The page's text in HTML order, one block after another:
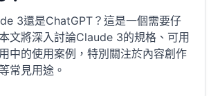
3還是ChatGPT？這是一個需要仔
文將深入討論Claude 3的規格、可用
中的使用案例，特別關注於內容創作
常見用途。